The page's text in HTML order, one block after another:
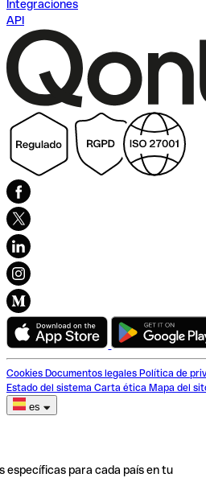
Integraciones
API
Cookies Documentos legales Política de
Estado del sistema Carta ética Mapa del
es
específicas para cada país en tu